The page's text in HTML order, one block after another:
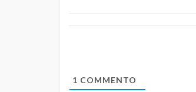
1 COMMENTO